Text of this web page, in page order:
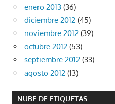
enero 2013 (36)
diciembre 2012 (45)
noviembre 2012 (39)
octubre 2012 (53)
septiembre 2012 (33)
agosto 2012 (13)
NUBE DE ETIQUETAS